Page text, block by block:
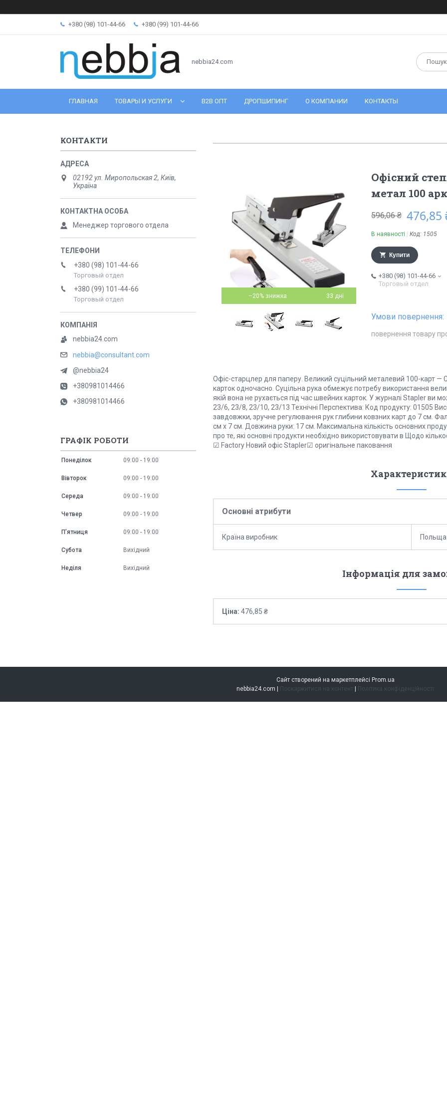
+380 (98) 101-44-66 +380 (99) 101-44-66
nebbia24.com
ГЛАВНАЯ ТОВАРЫ И УСЛУГИ B2B ОПТ ДРОПШИПИНГ О КОМПАНИИ КОНТАКТЫ
–20% 33 дні
Офісний
метал 100
596,06 ₴ 476,85
В наявності Код: 1505
Купити
+380 (98) 101-44-66
Торговый отдел
повернення товару
Офіс-старцлер для паперу. Великий суцільний металевий 100-карт
карток одночасно. Суцільна рука обмежує потребу використання
якій вона не рухається під час швейних карток. У журналі Stapler ви
23/6, 23/8, 23/10, 23/13 Технічні Перспектива: Код продукту: 01505
завдовжки, зручне регулювання рук глибини ковзних карт до 7 см.
см х 7 см. Довжина руки: 17 см. Максимальна кількість основних
про те, які основні продукти необхідно використовувати в Щодо
☑ Factory Новий офіс Stapler☑ оригінальне паковання
Основні атрибути
Країна виробник Польща
Інформація для
Ціна: 476,85 ₴
КОНТАКТИ
02192 ул. Миропольская 2, Київ,
Україна
Менеджер торгового отдела
+380 (98) 101-44-66
Торговый отдел
+380 (99) 101-44-66
Торговый отдел
nebbia24.com
nebbia@consultant.com
@nebbia24
+380981014466
+380981014466
ГРАФІК РОБОТИ
Понеділок 09:00 19:00
Вівторок 09:00 19:00
Середа 09:00 19:00
Четвер 09:00 19:00
Пʼятниця 09:00 19:00
Субота Вихідний
Неділя Вихідний
Сайт створений на маркетплейсі Prom.ua
Поскаржитися на контент Політика конфіденційності